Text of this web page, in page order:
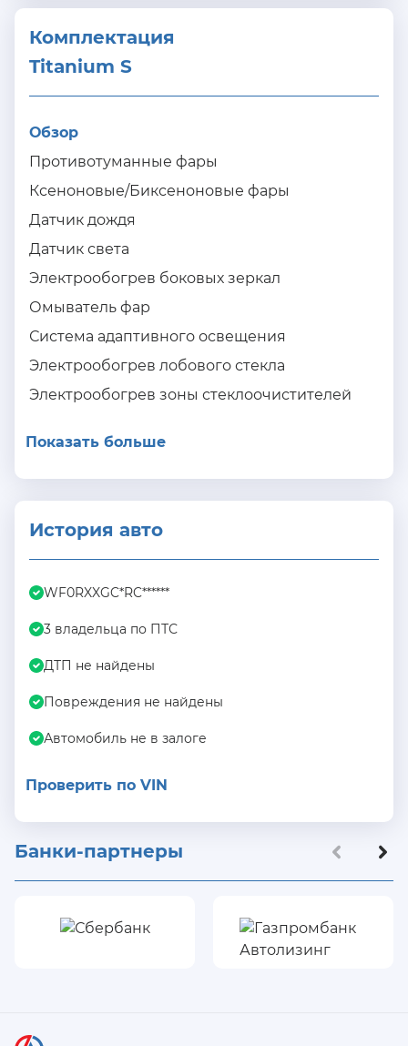
Комплектация
Titanium S
Обзор
Противотуманные фары
Ксеноновые/Биксеноновые фары
Датчик дождя
Датчик света
Электрообогрев боковых зеркал
Омыватель фар
Система адаптивного освещения
Электрообогрев лобового стекла
Электрообогрев зоны стеклоочистителей
Показать больше
История авто
WF0RXXGC*RC******
3 владельца по ПТС
ДТП не найдены
Повреждения не найдены
Автомобиль не в залоге
Проверить по VIN
Банки-партнеры